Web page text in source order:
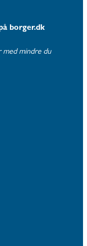
borger.dk
med mindre du